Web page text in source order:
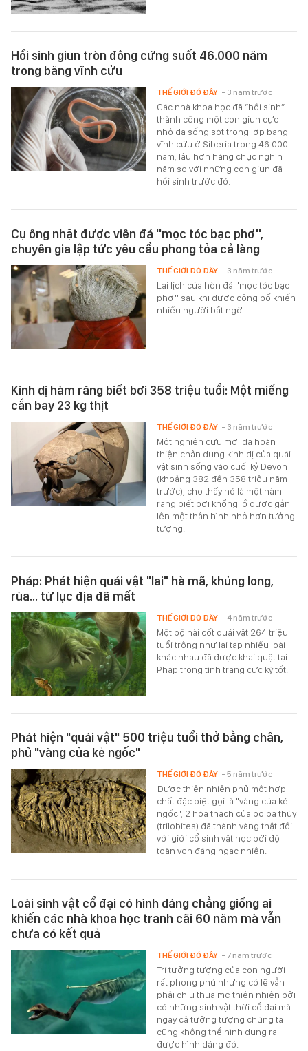
Hồi sinh giun tròn đông cứng suốt 46.000 năm
trong băng vĩnh cửu
Các nhà khoa học đã “hồi sinh”
thành công một con giun cực
nhỏ đã sống sót trong lớp băng
vĩnh cửu ở Siberia trong 46.000
năm, lâu hơn hàng chục nghìn
năm so với những con giun đã
hồi sinh trước đó.
THẾ GIỚI ĐÓ ĐÂY - 3 năm trước
Cụ ông nhặt được viên đá ''mọc tóc bạc phơ'',
chuyên gia lập tức yêu cầu phong tỏa cả làng
Lai lịch của hòn đá ''mọc tóc bạc
phơ'' sau khi được công bố khiến
nhiều người bất ngờ.
THẾ GIỚI ĐÓ ĐÂY - 3 năm trước
Kinh dị hàm răng biết bơi 358 triệu tuổi: Một miếng
cắn bay 23 kg thịt
Một nghiên cứu mới đã hoàn
thiện chân dung kinh dị của quái
vật sinh sống vào cuối kỷ Devon
(khoảng 382 đến 358 triệu năm
trước), cho thấy nó là một hàm
răng biết bơi khổng lồ được gắn
lên một thân hình nhỏ hơn tưởng
tượng.
THẾ GIỚI ĐÓ ĐÂY - 3 năm trước
Pháp: Phát hiện quái vật "lai" hà mã, khủng long,
rùa... từ lục địa đã mất
Một bộ hài cốt quái vật 264 triệu
tuổi trông như lai tạp nhiều loài
khác nhau đã được khai quật tại
Pháp trong tình trạng cực kỳ tốt.
THẾ GIỚI ĐÓ ĐÂY - 4 năm trước
Phát hiện "quái vật" 500 triệu tuổi thở bằng chân,
phủ "vàng của kẻ ngốc"
Được thiên nhiên phủ một hợp
chất đặc biệt gọi là "vàng của kẻ
ngốc", 2 hóa thạch của bọ ba thùy
(trilobites) đã thành vàng thật đối
với giới cổ sinh vật học bởi độ
toàn vẹn đáng ngạc nhiên.
THẾ GIỚI ĐÓ ĐÂY - 5 năm trước
Loài sinh vật cổ đại có hình dáng chẳng giống ai
khiến các nhà khoa học tranh cãi 60 năm mà vẫn
chưa có kết quả
Trí tưởng tượng của con người
rất phong phú nhưng có lẽ vẫn
phải chịu thua mẹ thiên nhiên bởi
có những sinh vật thời cổ đại mà
ngay cả tưởng tượng chúng ta
cũng không thể hình dung ra
được hình dáng đó.
THẾ GIỚI ĐÓ ĐÂY - 7 năm trước